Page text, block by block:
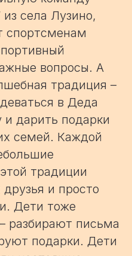
из села Лузино,
спортсменам
вопросы. А
традиция –
в Деда
и дарить подарки
семей. Каждой
традиции
и просто
Дети тоже
разбирают письма
подарки. Дети